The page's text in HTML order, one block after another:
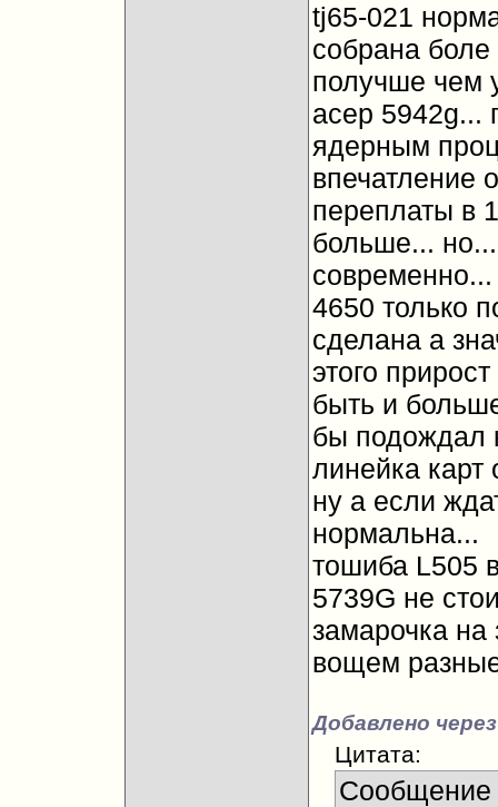
tj65-021
собрана боле
получше чем
асер 5942g...
ядерным
впечатление
переплаты в
больше...
4650 только
сделана а
этого
быть и
бы подождал
линейка карт
ну а если
нормальна...
тошиба L505
5739G не
замарочка на
вощем
Добавлено
Цитата:
Сообщение